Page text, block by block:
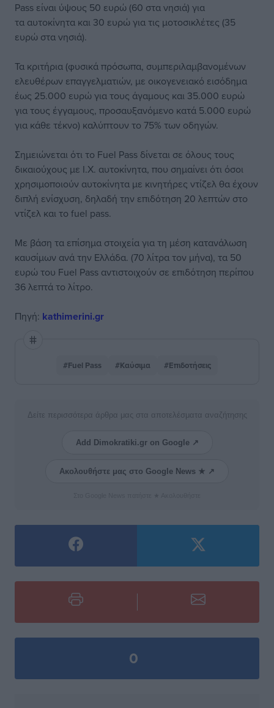
Pass είναι ύψους 50 ευρώ (60 στα νησιά) για
τα αυτοκίνητα και 30 ευρώ για τις μοτοσικλέτες (35
ευρώ στα νησιά).
Τα κριτήρια (φυσικά πρόσωπα, συμπεριλαμβανομένων
ελευθέρων επαγγελματιών, με οικογενειακό εισόδημα
έως 25.000 ευρώ για τους άγαμους και 35.000 ευρώ
για τους έγγαμους, προσαυξανόμενο κατά 5.000 ευρώ
για κάθε τέκνο) καλύπτουν το 75% των οδηγών.
Σημειώνεται ότι το Fuel Pass δίνεται σε όλους τους
δικαιούχους με Ι.Χ. αυτοκίνητα, που σημαίνει ότι όσοι
χρησιμοποιούν αυτοκίνητα με κινητήρες ντίζελ θα έχουν
διπλή ενίσχυση, δηλαδή την επιδότηση 20 λεπτών στο
ντίζελ και το fuel pass.
Με βάση τα επίσημα στοιχεία για τη μέση κατανάλωση
καυσίμων ανά την Ελλάδα. (70 λίτρα τον μήνα), τα 50
ευρώ του Fuel Pass αντιστοιχούν σε επιδότηση περίπου
36 λεπτά το λίτρο.
Πηγή: kathimerini.gr
#Fuel Pass #Καύσιμα #Επιδοτήσεις
Δείτε περισσότερα άρθρα μας στα αποτελέσματα αναζήτησης
Add Dimokratiki.gr on Google ↗
Ακολουθήστε μας στο Google News ★ ↗
0